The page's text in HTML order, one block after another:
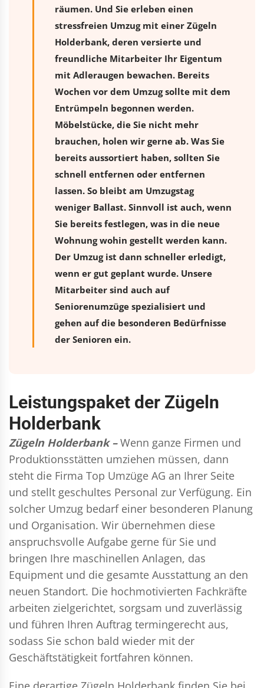
räumen. Und Sie erleben einen
stressfreien Umzugmit einer Zügeln
Holderbank, deren versierte und
freundliche Mitarbeiter Ihr Eigentum
mit Adleraugen bewachen. Bereits
Wochen vor dem Umzug sollte mit dem
Entrümpeln begonnen werden.
Möbelstücke, die Sie nicht mehr
brauchen, holen wir gerne ab. Was Sie
bereits aussortiert haben, sollten Sie
schnell entfernen oder entfernen
lassen. So bleibt am Umzugstag
weniger Ballast. Sinnvoll ist auch, wenn
Sie bereits festlegen, was in die neue
Wohnung wohin gestellt werden kann.
Der Umzug ist dann schneller erledigt,
wenn er gut geplant wurde. Unsere
Mitarbeiter sind auch auf
Seniorenumzüge spezialisiert und
gehen auf die besonderen Bedürfnisse
der Senioren ein.
Leistungspaket der Zügeln
Holderbank
Zügeln Holderbank – Wenn ganze Firmen und
Produktionsstätten umziehen müssen, dann
steht die Firma Top Umzüge AG an Ihrer Seite
und stellt geschultes Personal zur Verfügung. Ein
solcher Umzug bedarf einer besonderen Planung
und Organisation. Wir übernehmen diese
anspruchsvolle Aufgabe gerne für Sie und
bringen Ihre maschinellen Anlagen, das
Equipment und die gesamte Ausstattung an den
neuen Standort. Die hochmotivierten Fachkräfte
arbeiten zielgerichtet, sorgsam und zuverlässig
und führen Ihren Auftrag termingerecht aus,
sodass Sie schon bald wieder mit der
Geschäftstätigkeit fortfahren können.